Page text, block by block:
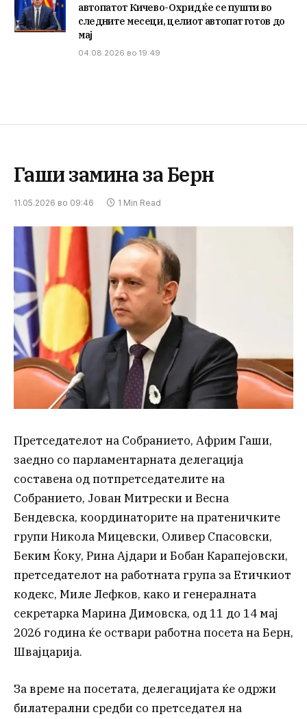
автопатот Кичево-Охрид ќе се пушти во
следните месеци, целиот автопат готов до
мај
04.08.2026 во 19:49
Гаши замина за Берн
11.05.2026 во 09:46 1 Min Read
Претседателот на Собранието, Африм Гаши,
заедно со парламентарната делегација
составена од потпретседателите на
Собранието, Јован Митрески и Весна
Бендевска, координаторите на пратеничките
групи Никола Мицевски, Оливер Спасовски,
Беким Ќоку, Рина Ајдари и Бобан Карапејовски,
претседателот на работната група за Етичкиот
кодекс, Миле Лефков, како и генералната
секретарка Марина Димовска, од 11 до 14 мај
2026 година ќе оствари работна посета на Берн,
Швајцарија.
За време на посетата, делегацијата ќе одржи
билатерални средби со претседател на